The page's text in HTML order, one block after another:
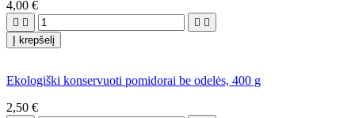
4,00 €
   
Į krepšelį
Ekologiški konservuoti pomidorai be odelės, 400 g
2,50 €